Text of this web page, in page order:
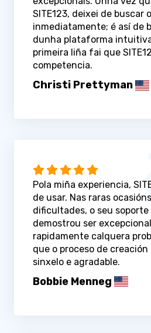
SITE123, deixei de buscar
inmediatamente; é así de
dunha plataforma
primeira liña fai que
competencia.
Christi Prettyman
Pola miña experiencia,
de usar. Nas raras
dificultades, o seu soporte
demostrou ser
rapidamente calquera
que o proceso de
sinxelo e agradable.
Bobbie Menneg